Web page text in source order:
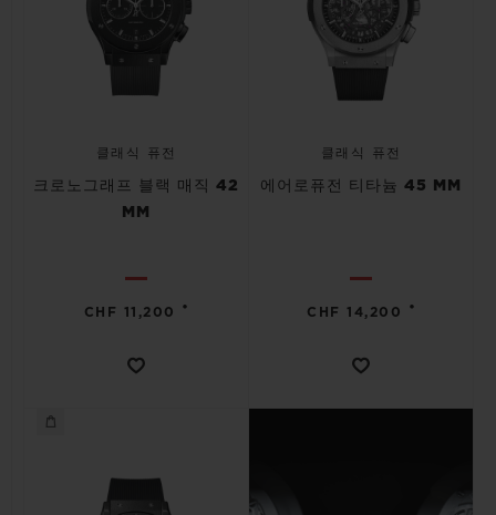
클래식 퓨전
크로노그래프 블랙 매직 42
MM
CHF 11,200 •
클래식 퓨전
에어로퓨전 티타늄 45 MM
CHF 14,200 •